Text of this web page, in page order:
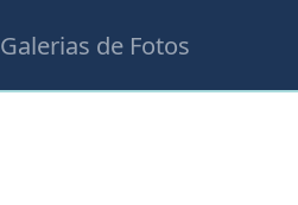
Galerias de Fotos